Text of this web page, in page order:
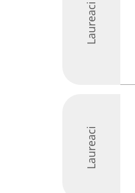
Laureaci
Laureaci